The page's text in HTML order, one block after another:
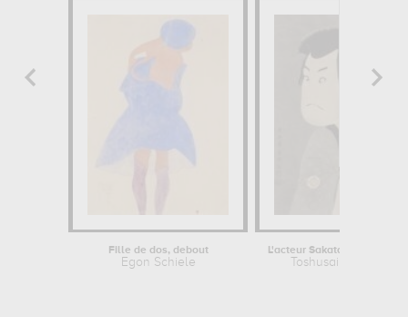
Fille de dos, debout
Egon Schiele Toshusai Sharaku